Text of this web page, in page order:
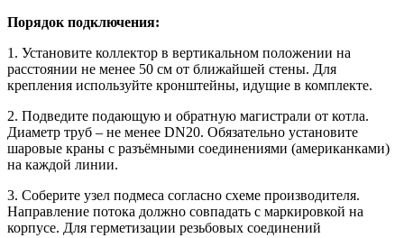
Порядок подключения:
1. Установите коллектор в вертикальном положении на
расстоянии не менее 50 см от ближайшей стены. Для
крепления используйте кронштейны, идущие в комплекте.
2. Подведите подающую и обратную магистрали от котла.
Диаметр труб – не менее DN20. Обязательно установите
шаровые краны с разъёмными соединениями (американками)
на каждой линии.
3. Соберите узел подмеса согласно схеме производителя.
Направление потока должно совпадать с маркировкой на
корпусе. Для герметизации резьбовых соединений